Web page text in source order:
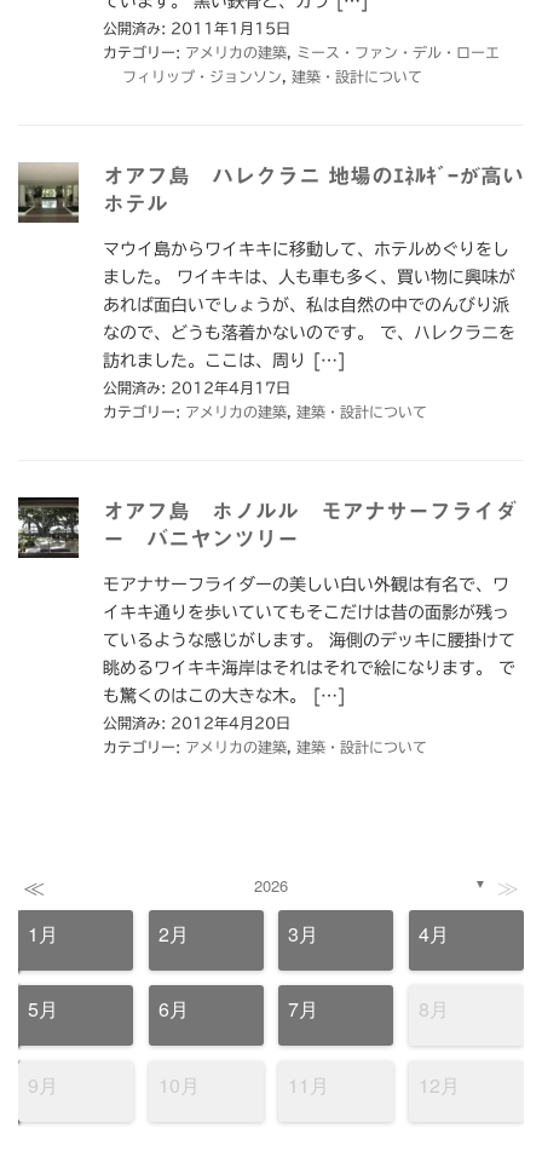
公開済み: 2011年1月15日
カテゴリー: アメリカの建築
ミース・ファン・デル・ローエ
フィリップ・ジョンソン
建築・設計について
オアフ島 ハレクラニ 地場のｴﾈﾙｷﾞｰが高い
ホテル
マウイ島からワイキキに移動して、ホテルめぐりをし
ました。 ワイキキは、人も車も多く、買い物に興味が
あれば面白いでしょうが、私は自然の中でのんびり派
なので、どうも落着かないのです。 で、ハレクラニを
訪れました。ここは、周り […]
公開済み: 2012年4月17日
カテゴリー: アメリカの建築 建築・設計について
オアフ島 ホノルル モアナサーフライダ
ー バニヤンツリー
モアナサーフライダーの美しい白い外観は有名で、ワ
イキキ通りを歩いていてもそこだけは昔の面影が残っ
ているような感じがします。 海側のデッキに腰掛けて
眺めるワイキキ海岸はそれはそれで絵になります。 で
も驚くのはこの大きな木。 […]
公開済み: 2012年4月20日
カテゴリー: アメリカの建築 建築・設計について
≪ 2026 ▼ ≫
1月 2月 3月 4月
5月 6月 7月 8月
9月 10月 11月 12月